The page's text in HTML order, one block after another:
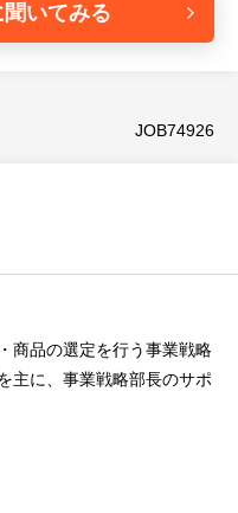
いてみる
JOB74926
商品の選定を行う事業戦略
主に、事業戦略部長のサポ